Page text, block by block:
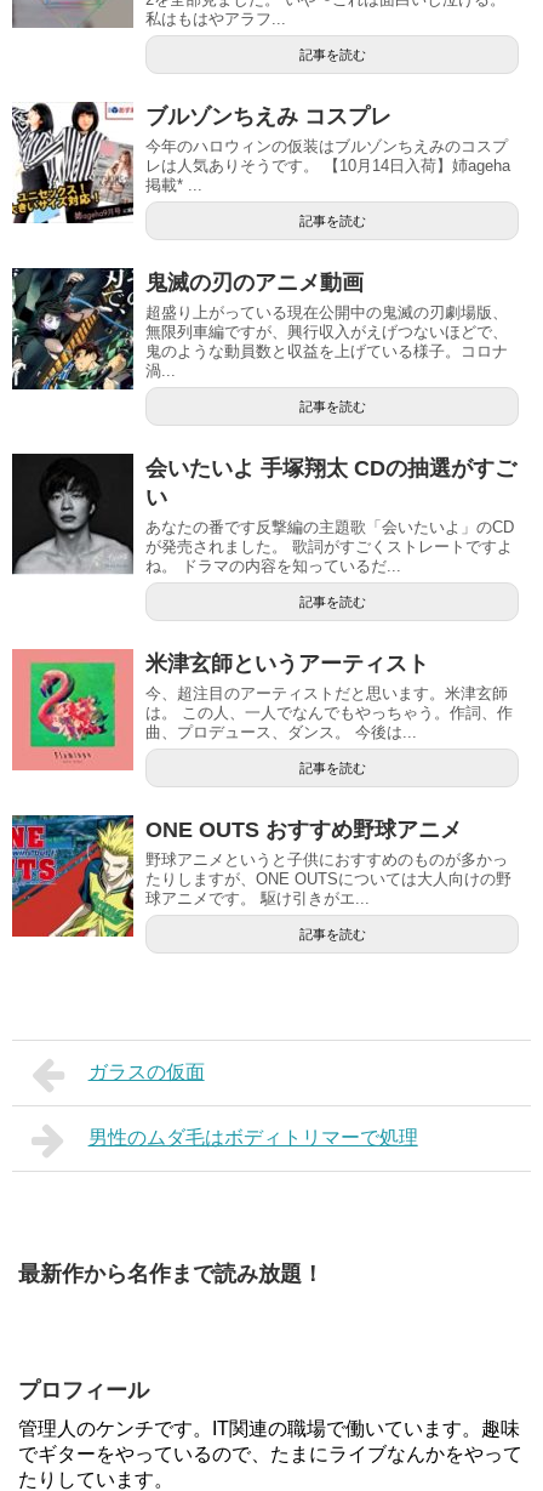
私はもはやアラフ...
記事を読む
ブルゾンちえみ コスプレ
今年のハロウィンの仮装はブルゾンちえみのコスプ
レは人気ありそうです。 【10月14日入荷】姉ageha
掲載* ...
記事を読む
鬼滅の刃のアニメ動画
超盛り上がっている現在公開中の鬼滅の刃劇場版、
無限列車編ですが、興行収入がえげつないほどで、
鬼のような動員数と収益を上げている様子。コロナ
渦...
記事を読む
会いたいよ 手塚翔太 CDの抽選がすご
い
あなたの番です反撃編の主題歌「会いたいよ」のCD
が発売されました。 歌詞がすごくストレートですよ
ね。 ドラマの内容を知っているだ...
記事を読む
米津玄師というアーティスト
今、超注目のアーティストだと思います。米津玄師
は。 この人、一人でなんでもやっちゃう。作詞、作
曲、プロデュース、ダンス。 今後は...
記事を読む
ONE OUTS おすすめ野球アニメ
野球アニメというと子供におすすめのものが多かっ
たりしますが、ONE OUTSについては大人向けの野
球アニメです。 駆け引きがエ...
記事を読む
ガラスの仮面
男性のムダ毛はボディトリマーで処理
最新作から名作まで読み放題！
プロフィール
管理人のケンチです。IT関連の職場で働いています。趣味
でギターをやっているので、たまにライブなんかをやって
たりしています。